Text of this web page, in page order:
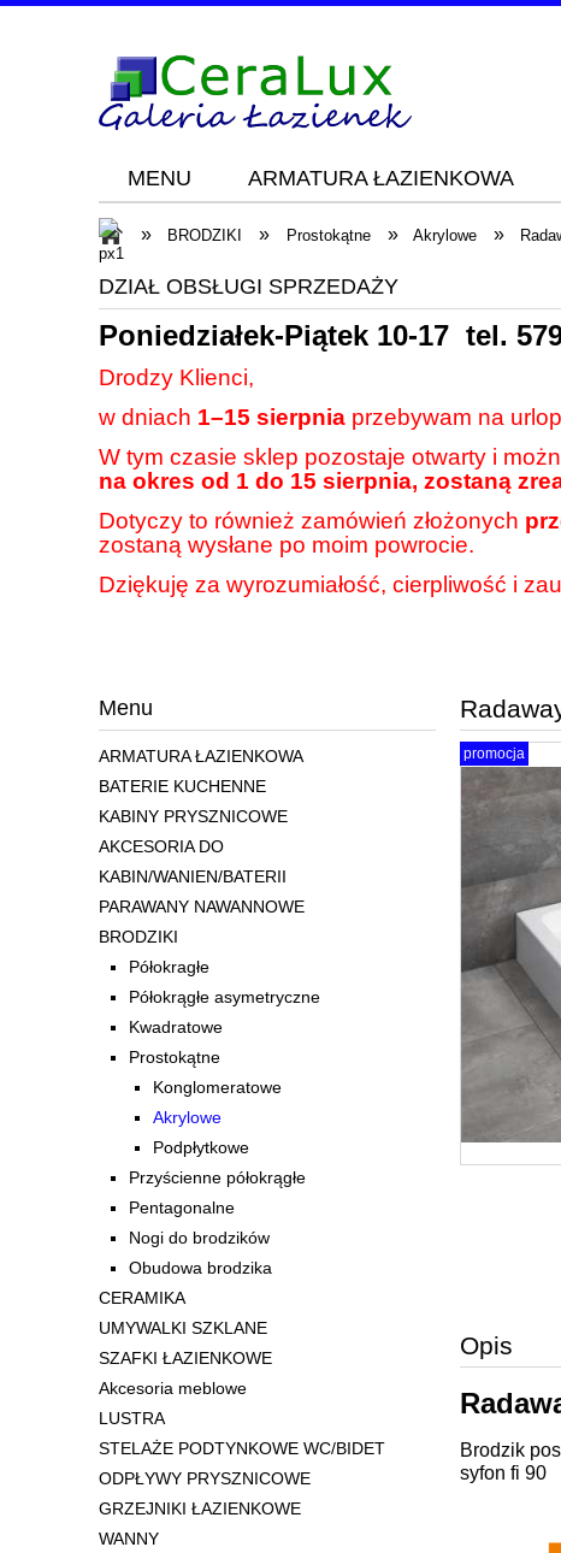
MENU ARMATURA ŁAZIENKOWA
Blog KONTAKT
» BRODZIKI » Prostokątne » Akrylowe »
DZIAŁ OBSŁUGI SPRZEDAŻY
Poniedziałek-Piątek 10-17 tel.
Drodzy Klienci,
w dniach 1–15 sierpnia przebywam na
W tym czasie sklep pozostaje otwarty i
na okres od 1 do 15 sierpnia, zostaną
Dotyczy to również zamówień złożonych
zostaną wysłane po moim powrocie.
Dziękuję za wyrozumiałość, cierpliwość i
Menu
ARMATURA ŁAZIENKOWA
BATERIE KUCHENNE
KABINY PRYSZNICOWE
AKCESORIA DO
KABIN/WANIEN/BATERII
PARAWANY NAWANNOWE
BRODZIKI
Półokragłe
Półokrągłe asymetryczne
Kwadratowe
Prostokątne
Konglomeratowe
Akrylowe
Podpłytkowe
Przyścienne półokrągłe
Pentagonalne
Nogi do brodzików
Obudowa brodzika
CERAMIKA
UMYWALKI SZKLANE
SZAFKI ŁAZIENKOWE
Akcesoria meblowe
LUSTRA
STELAŻE PODTYNKOWE WC/BIDET
ODPŁYWY PRYSZNICOWE
GRZEJNIKI ŁAZIENKOWE
WANNY
promocja
Opis
Brodzik
syfon fi 90